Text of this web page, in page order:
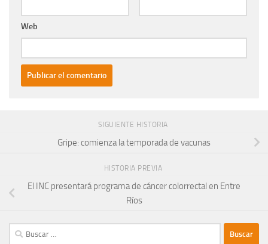
Web
SIGUIENTE HISTORIA
Gripe: comienza la temporada de vacunas
HISTORIA PREVIA
El INC presentará programa de cáncer colorrectal en Entre
Ríos
Buscar: